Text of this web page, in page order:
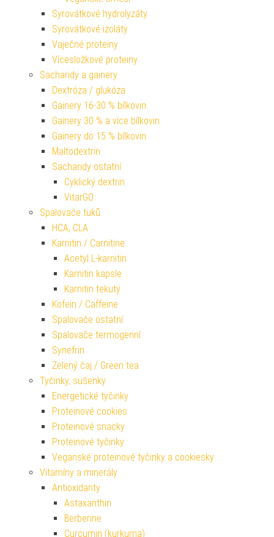
Syrovátkové hydrolyzáty
Syrovátkové izoláty
Vaječné proteiny
Vícesložkové proteiny
Sacharidy a gainery
Dextróza / glukóza
Gainery 16-30 % bílkovin
Gainery 30 % a více bílkovin
Gainery do 15 % bílkovin
Maltodextrin
Sacharidy ostatní
Cyklický dextrin
VitarGO
Spalovače tuků
HCA, CLA
Karnitin / Carnitine
Acetyl L-karnitin
Karnitin kapsle
Karnitin tekutý
Kofein / Caffeine
Spalovače ostatní
Spalovače termogenní
Synefrin
Zelený čaj / Green tea
Tyčinky, sušenky
Energetické tyčinky
Proteinové cookies
Proteinové snacky
Proteinové tyčinky
Veganské proteinové tyčinky a cookiesky
Vitamíny a minerály
Antioxidanty
Astaxanthin
Berberine
Curcumin (kurkuma)